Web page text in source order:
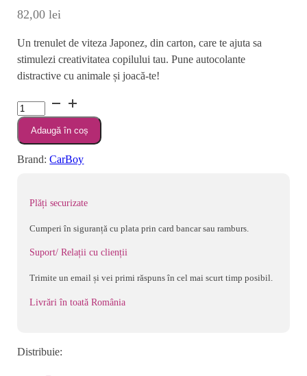
82,00lei
Un trenulet de viteza Japonez, din carton, care te ajuta sa
stimulezi creativitatea copilului tau. Pune autocolante
distractive cu animale și joacă-te!
Cantitate
Tren
de
din
pentru
copii
Adaugă în coș
Brand:CarBoy
Plăți securizate
Cumperi în siguranță cu plata prin card bancar sau ramburs.
Suport/ Relații cu clienții
Trimite un email și vei primi răspuns în cel mai scurt timp posibil.
Livrări în toată România
Distribuie: